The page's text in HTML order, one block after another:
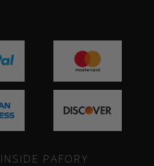
INSIDE PAFORY